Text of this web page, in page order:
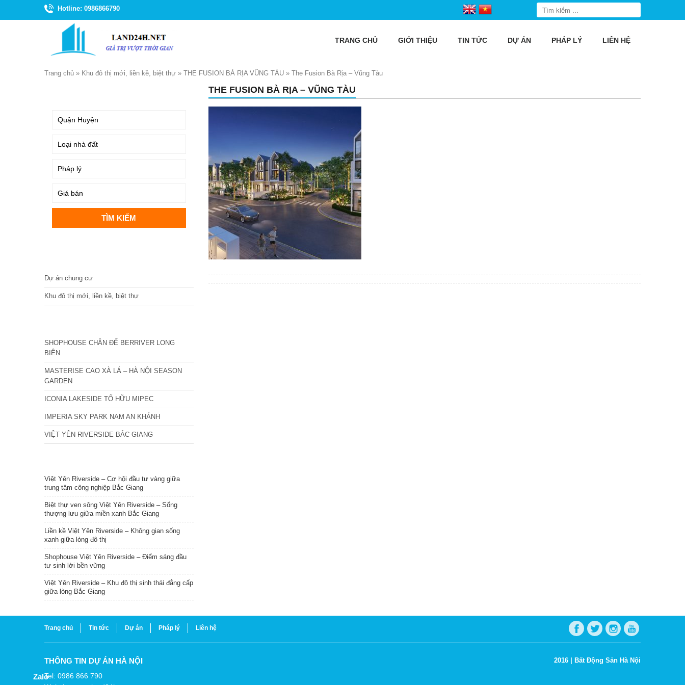
Hotline: 0986866790
TRANG CHỦ GIỚI THIỆU TIN TỨC DỰ ÁN PHÁP LÝ LIÊN HỆ
Trang chủ » Khu đô thị mới, liền kề, biệt thự » THE FUSION BÀ RỊA VŨNG TÀU » The Fusion Bà Rịa – Vũng Tàu
THE FUSION BÀ RỊA – VŨNG TÀU
Dự án chung cư
Khu đô thị mới, liền kề, biệt thự
SHOPHOUSE CHÂN ĐẾ BERRIVER LONG
BIÊN
MASTERISE CAO XÀ LÁ – HÀ NỘI SEASON
GARDEN
ICONIA LAKESIDE TỐ HỮU MIPEC
IMPERIA SKY PARK NAM AN KHÁNH
VIỆT YÊN RIVERSIDE BẮC GIANG
Việt Yên Riverside – Cơ hội đầu tư vàng giữa
trung tâm công nghiệp Bắc Giang
Biệt thự ven sông Việt Yên Riverside – Sống
thượng lưu giữa miền xanh Bắc Giang
Liền kề Việt Yên Riverside – Không gian sống
xanh giữa lòng đô thị
Shophouse Việt Yên Riverside – Điểm sáng đầu
tư sinh lời bền vững
Việt Yên Riverside – Khu đô thị sinh thái đẳng cấp
giữa lòng Bắc Giang
Trang chủ Tin tức Dự án Pháp lý Liên hệ
THÔNG TIN DỰ ÁN HÀ NỘI
Tel: 0986 866 790
2016 | Bất Động Sản Hà Nội
Zalo